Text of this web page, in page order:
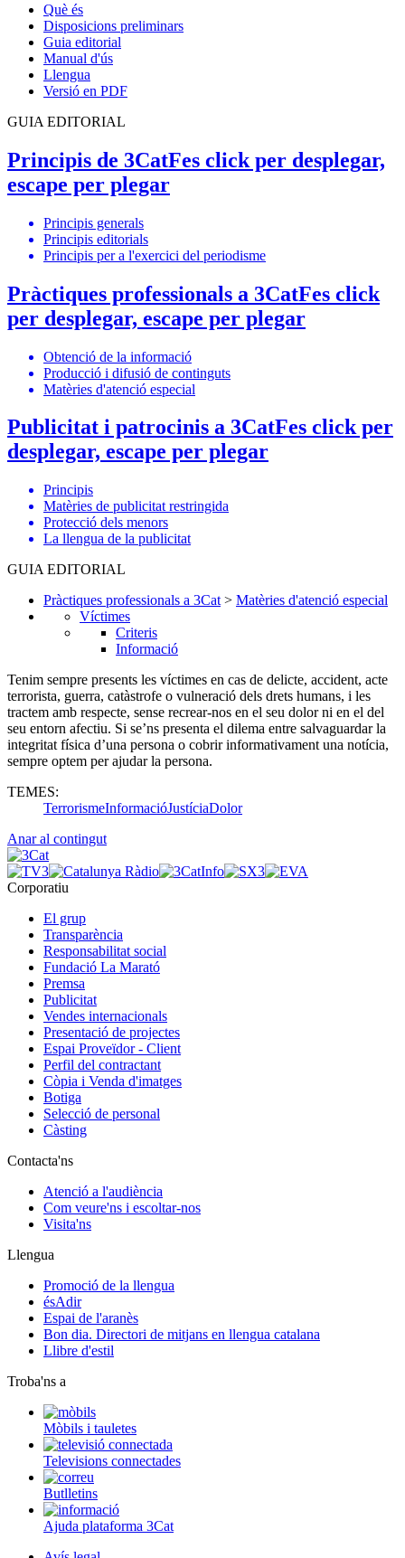
Què és
Disposicions preliminars
Guia editorial
Manual d'ús
Llengua
Versió en PDF
GUIA EDITORIAL
Principis de 3CatFes click per desplegar,
escape per plegar
Principis generals
Principis editorials
Principis per a l'exercici del periodisme
Pràctiques professionals a 3CatFes click
per desplegar, escape per plegar
Obtenció de la informació
Producció i difusió de continguts
Matèries d'atenció especial
Publicitat i patrocinis a 3CatFes click per
desplegar, escape per plegar
Principis
Matèries de publicitat restringida
Protecció dels menors
La llengua de la publicitat
GUIA EDITORIAL
Pràctiques professionals a 3Cat > Matèries d'atenció especial
Víctimes
Criteris
Informació
Tenim sempre presents les víctimes en cas de delicte, accident, acte
terrorista, guerra, catàstrofe o vulneració dels drets humans, i les
tractem amb respecte, sense recrear-nos en el seu dolor ni en el del
seu entorn afectiu. Si se’ns presenta el dilema entre salvaguardar la
integritat física d’una persona o cobrir informativament una notícia,
sempre optem per ajudar la persona.
TEMES:
TerrorismeInformacióJustí­ciaDolor
Anar al contingut
Corporatiu
El grup
Transparència
Responsabilitat social
Fundació La Marató
Premsa
Publicitat
Vendes internacionals
Presentació de projectes
Espai Proveïdor - Client
Perfil del contractant
Còpia i Venda d'imatges
Botiga
Selecció de personal
Càsting
Contacta'ns
Atenció a l'audiència
Com veure'ns i escoltar-nos
Visita'ns
Llengua
Promoció de la llengua
ésAdir
Espai de l'aranès
Bon dia. Directori de mitjans en llengua catalana
Llibre d'estil
Troba'ns a
Mòbils i tauletes
Televisions connectades
Butlletins
Ajuda plataforma 3Cat